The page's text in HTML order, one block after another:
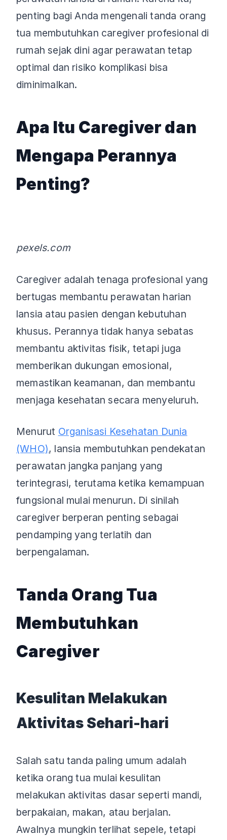
penting bagi Anda mengenali tanda orang
tua membutuhkan caregiver profesional di
rumah sejak dini agar perawatan tetap
optimal dan risiko komplikasi bisa
diminimalkan.
Apa Itu Caregiver dan
Mengapa Perannya
Penting?
pexels.com
Caregiver adalah tenaga profesional yang
bertugas membantu perawatan harian
lansia atau pasien dengan kebutuhan
khusus. Perannya tidak hanya sebatas
membantu aktivitas fisik, tetapi juga
memberikan dukungan emosional,
memastikan keamanan, dan membantu
menjaga kesehatan secara menyeluruh.
Menurut Organisasi Kesehatan Dunia
(WHO), lansia membutuhkan pendekatan
perawatan jangka panjang yang
terintegrasi, terutama ketika kemampuan
fungsional mulai menurun. Di sinilah
caregiver berperan penting sebagai
pendamping yang terlatih dan
berpengalaman.
Tanda Orang Tua
Membutuhkan
Caregiver
Kesulitan Melakukan
Aktivitas Sehari-hari
Salah satu tanda paling umum adalah
ketika orang tua mulai kesulitan
melakukan aktivitas dasar seperti mandi,
berpakaian, makan, atau berjalan.
Awalnya mungkin terlihat sepele, tetapi